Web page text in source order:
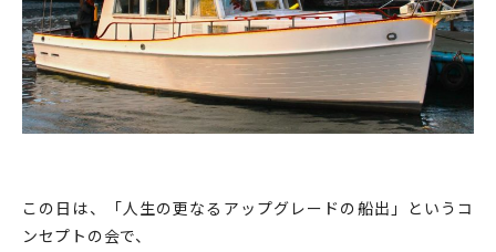
この日は、「人生の更なるアップグレードの船出」というコ
ンセプトの会で、